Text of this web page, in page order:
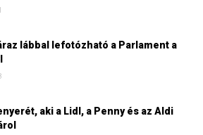
lábbal lefotózható a Parlament a
aki a Lidl, a Penny és az Aldi